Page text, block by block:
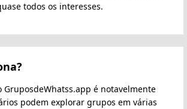
todos os interesses.
GruposdeWhatss.app é notavelmente
podem explorar grupos em várias